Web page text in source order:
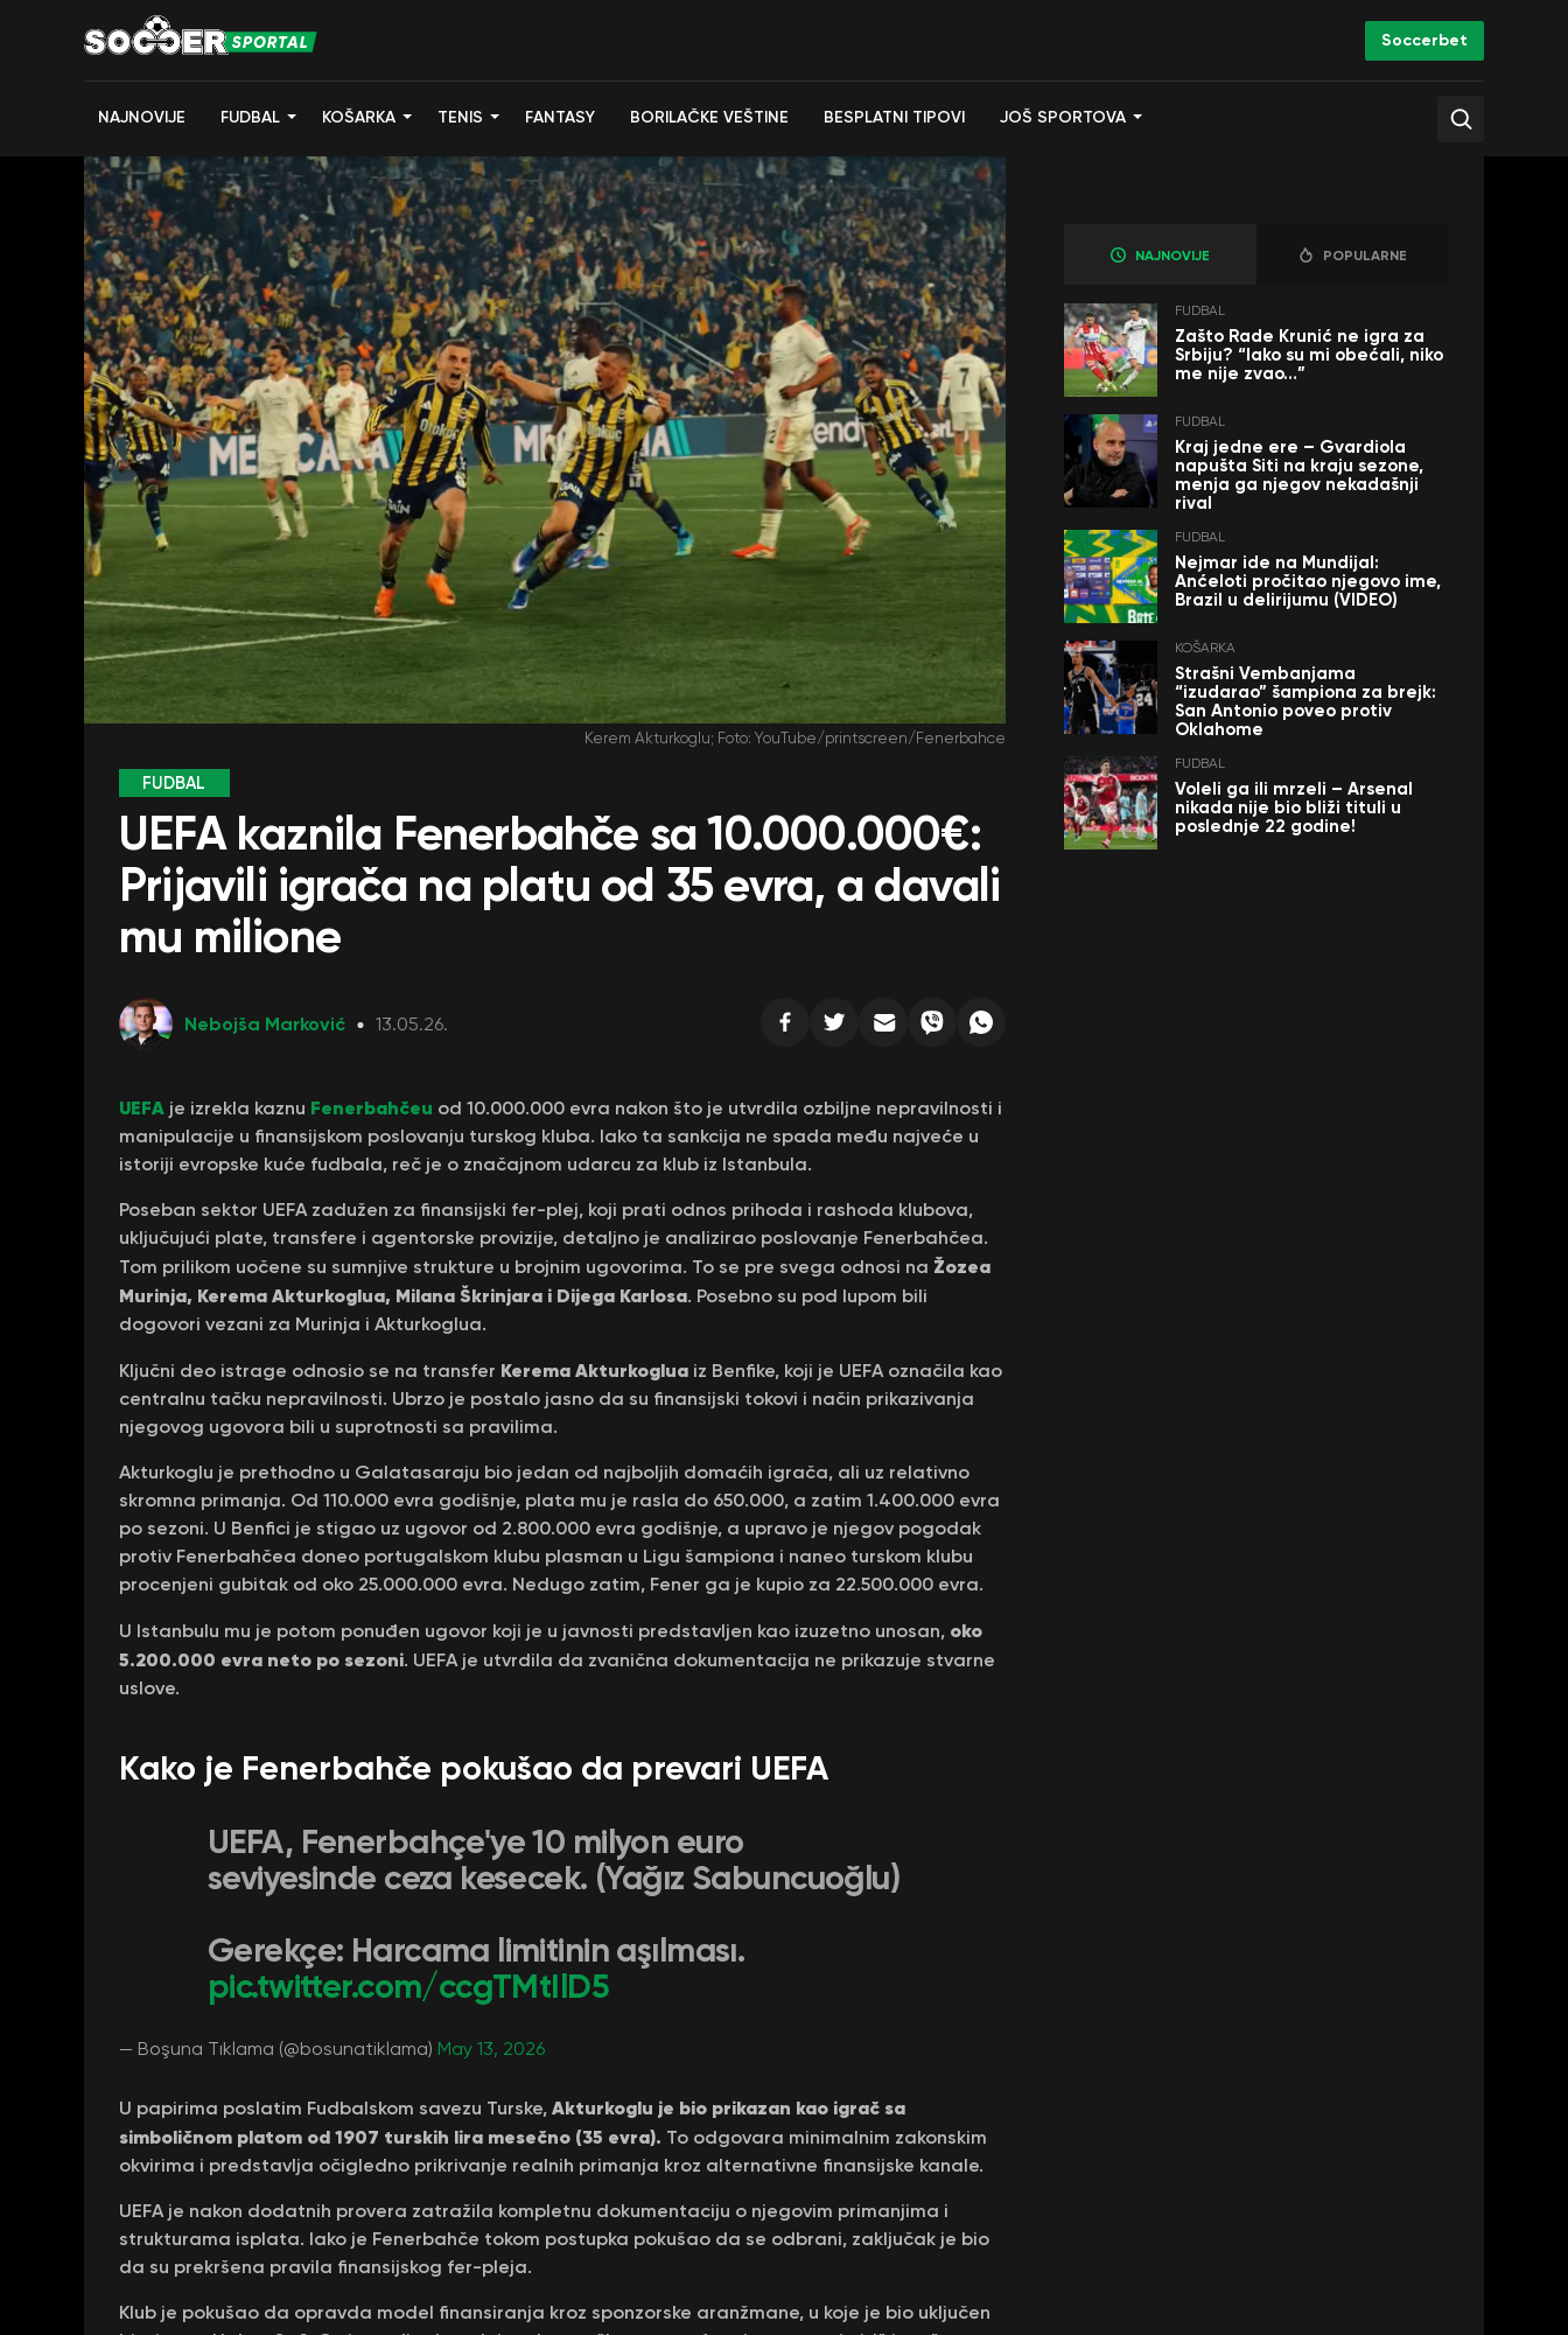
Soccerbet
NAJNOVIJE FUDBAL KOŠARKA TENIS FANTASY BORILAČKE VEŠTINE BESPLATNI TIPOVI JOŠ SPORTOVA
Kerem Akturkoglu; Foto: YouTube/printscreen/Fenerbahce
FUDBAL
UEFA kaznila Fenerbahče sa 10.000.000€:
Prijavili igrača na platu od 35 evra, a davali
mu milione
Nebojša Marković 13.05.26.
UEFA je izrekla kaznu Fenerbahčeu od 10.000.000 evra nakon što je utvrdila ozbiljne nepravilnosti i
manipulacije u finansijskom poslovanju turskog kluba. Iako ta sankcija ne spada među najveće u
istoriji evropske kuće fudbala, reč je o značajnom udarcu za klub iz Istanbula.
Poseban sektor UEFA zadužen za finansijski fer-plej, koji prati odnos prihoda i rashoda klubova,
uključujući plate, transfere i agentorske provizije, detaljno je analizirao poslovanje Fenerbahčea.
Tom prilikom uočene su sumnjive strukture u brojnim ugovorima. To se pre svega odnosi na Žozea
Murinja, Kerema Akturkoglua, Milana Škrinjara i Dijega Karlosa. Posebno su pod lupom bili
dogovori vezani za Murinja i Akturkoglua.
Ključni deo istrage odnosio se na transfer Kerema Akturkoglua iz Benfike, koji je UEFA označila kao
centralnu tačku nepravilnosti. Ubrzo je postalo jasno da su finansijski tokovi i način prikazivanja
njegovog ugovora bili u suprotnosti sa pravilima.
Akturkoglu je prethodno u Galatasaraju bio jedan od najboljih domaćih igrača, ali uz relativno
skromna primanja. Od 110.000 evra godišnje, plata mu je rasla do 650.000, a zatim 1.400.000 evra
po sezoni. U Benfici je stigao uz ugovor od 2.800.000 evra godišnje, a upravo je njegov pogodak
protiv Fenerbahčea doneo portugalskom klubu plasman u Ligu šampiona i naneo turskom klubu
procenjeni gubitak od oko 25.000.000 evra. Nedugo zatim, Fener ga je kupio za 22.500.000 evra.
U Istanbulu mu je potom ponuđen ugovor koji je u javnosti predstavljen kao izuzetno unosan, oko
5.200.000 evra neto po sezoni. UEFA je utvrdila da zvanična dokumentacija ne prikazuje stvarne
uslove.
Kako je Fenerbahče pokušao da prevari UEFA
UEFA, Fenerbahçe'ye 10 milyon euro
seviyesinde ceza kesecek. (Yağız Sabuncuoğlu)
Gerekçe: Harcama limitinin aşılması.
pic.twitter.com/ccgTMtIlD5
— Boşuna Tıklama (@bosunatiklama) May 13, 2026
U papirima poslatim Fudbalskom savezu Turske, Akturkoglu je bio prikazan kao igrač sa
simboličnom platom od 1907 turskih lira mesečno (35 evra). To odgovara minimalnim zakonskim
okvirima i predstavlja očigledno prikrivanje realnih primanja kroz alternativne finansijske kanale.
UEFA je nakon dodatnih provera zatražila kompletnu dokumentaciju o njegovim primanjima i
strukturama isplata. Iako je Fenerbahče tokom postupka pokušao da se odbrani, zaključak je bio
da su prekršena pravila finansijskog fer-pleja.
Klub je pokušao da opravda model finansiranja kroz sponzorske aranžmane, u koje je bio uključen
NAJNOVIJE POPULARNE
FUDBAL
Zašto Rade Krunić ne igra za
Srbiju? “Iako su mi obećali, niko
me nije zvao…”
FUDBAL
Kraj jedne ere – Gvardiola
napušta Siti na kraju sezone,
menja ga njegov nekadašnji
rival
FUDBAL
Nejmar ide na Mundijal:
Anćeloti pročitao njegovo ime,
Brazil u delirijumu (VIDEO)
KOŠARKA
Strašni Vembanjama
“izudarao” šampiona za brejk:
San Antonio poveo protiv
Oklahome
FUDBAL
Voleli ga ili mrzeli – Arsenal
nikada nije bio bliži tituli u
poslednje 22 godine!